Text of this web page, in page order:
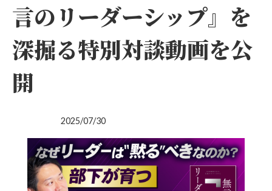
言のリーダーシップ』を
深掘る特別対談動画を公
開
2025/07/30